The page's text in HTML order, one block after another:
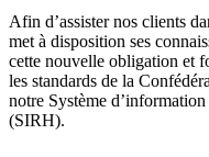
Afin d’assister nos clients
met à disposition ses
cette nouvelle obligation et
les standards de la
notre Système
(SIRH).